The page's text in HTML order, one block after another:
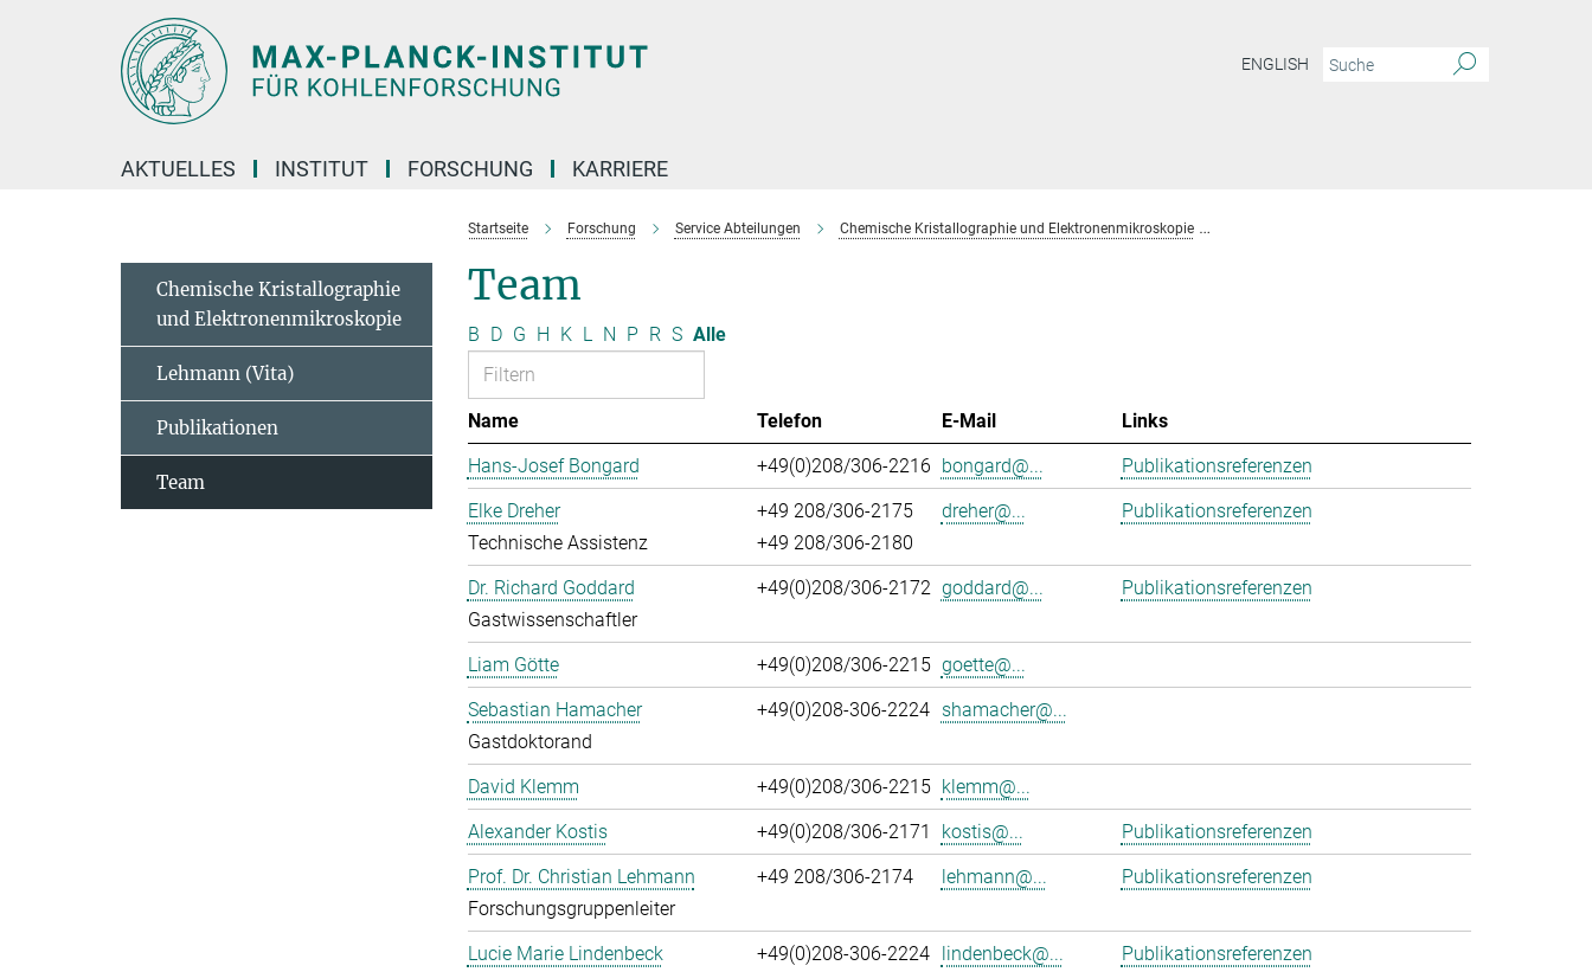
ENGLISH
AKTUELLES INSTITUT FORSCHUNG KARRIERE
Startseite Forschung Service Abteilungen Chemische Kristallographie und Elektronenmikroskopie
Team
B D G H K L N P R S Alle
Name Telefon E-Mail
Links
Hans-Josef Bongard
+49(0)208/306-2216 bongard@...
Publikationsreferenzen
Elke Dreher
Technische Assistenz
+49 208/306-2175
+49 208/306-2180
dreher@... Publikationsreferenzen
Dr. Richard Goddard
Gastwissenschaftler
+49(0)208/306-2172 goddard@... Publikationsreferenzen
Liam Götte +49(0)208/306-2215 goette@...
Sebastian Hamacher
Gastdoktorand
+49(0)208-306-2224 shamacher@...
David Klemm +49(0)208/306-2215 klemm@...
Alexander Kostis
+49(0)208/306-2171 kostis@...
Publikationsreferenzen
Prof. Dr. Christian Lehmann
Forschungsgruppenleiter
+49 208/306-2174 lehmann@... Publikationsreferenzen
Lucie Marie Lindenbeck
+49(0)208-306-2224 lindenbeck@... Publikationsreferenzen
Chemische Kristallographie
und Elektronenmikroskopie
Lehmann (Vita)
Publikationen
Team